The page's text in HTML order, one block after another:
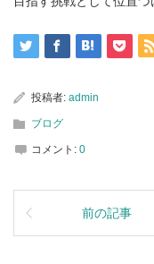
投稿者: admin
ブログ
コメント: 0
前の記事